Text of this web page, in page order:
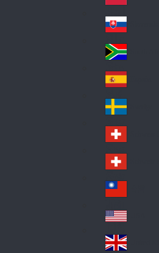
nd
ay
Pol
an
d
Slo
va
kia
So
uth
Af
ric
a
Sp
ain
Sw
ed
en
Sw
itz
erl
an
d
Sw
itz
erl
an
d
wa
n
A